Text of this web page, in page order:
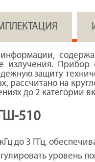
излучения.
защиту
рассчитано на
до 2 категории
510
до 3 ГГц,
уровень